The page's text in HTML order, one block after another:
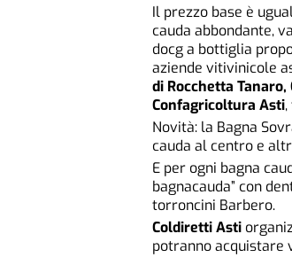
Il prezzo base è
cauda abbondante,
docg a bottiglia
aziende vitivinicole
di Rocchetta Tanaro,
Confagricoltura Asti
Novità: la Bagna
cauda al centro e
E per ogni bagna
bagnacauda” con
torroncini Barbero.
Coldiretti Asti
potranno acquistare